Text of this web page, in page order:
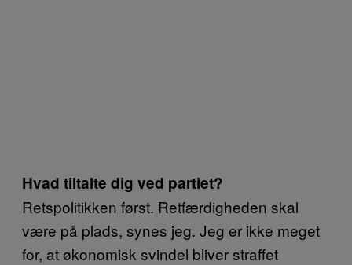
Hvad tiltalte dig ved partiet?
Retspolitikken først. Retfærdigheden skal
være på plads, synes jeg. Jeg er ikke meget
for, at økonomisk svindel bliver straffet